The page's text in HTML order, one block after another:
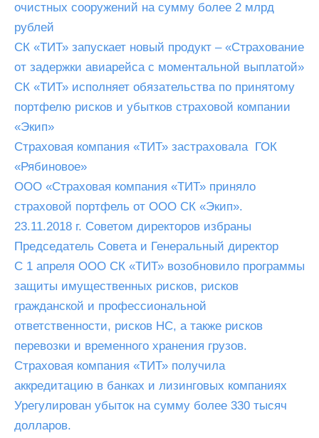
очистных сооружений на сумму более 2 млрд
рублей
СК «ТИТ» запускает новый продукт – «Страхование
от задержки авиарейса с моментальной выплатой»
СК «ТИТ» исполняет обязательства по принятому
портфелю рисков и убытков страховой компании
«Экип»
Страховая компания «ТИТ» застраховала ГОК
«Рябиновое»
ООО «Страховая компания «ТИТ» приняло
страховой портфель от ООО СК «Экип».
23.11.2018 г. Советом директоров избраны
Председатель Совета и Генеральный директор
С 1 апреля ООО СК «ТИТ» возобновило программы
защиты имущественных рисков, рисков
гражданской и профессиональной
ответственности, рисков НС, а также рисков
перевозки и временного хранения грузов.
Страховая компания «ТИТ» получила
аккредитацию в банках и лизинговых компаниях
Урегулирован убыток на сумму более 330 тысяч
долларов.